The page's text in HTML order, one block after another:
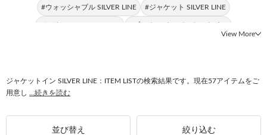
#ウォッシャブル SILVER LINE #ジャケット SILVER LINE
#レディース SILVER LINE #プルオーバー ジャケットイン
#普段使い SILVER LINE #ストレッチ SILVER LINE
#ジャケットイン レディース
#ジャケットイン 長袖 #ジャケットイン バンドカラー
View More
ジャケットイン SILVER LINE：ITEM LISTの検索結果です。現在57アイテムをご
用意し
...続きを読む
並び替え 絞り込む